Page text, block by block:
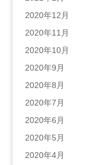
2020年12月
2020年11月
2020年10月
2020年9月
2020年8月
2020年7月
2020年6月
2020年5月
2020年4月